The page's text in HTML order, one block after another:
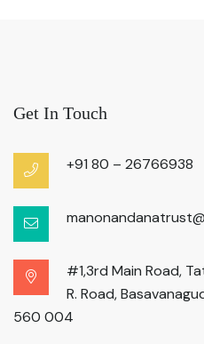
Get In Touch
+91 80 – 26766938
#1,3rd Main Road,
R. Road,
560 004